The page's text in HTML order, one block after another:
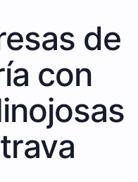
de
con